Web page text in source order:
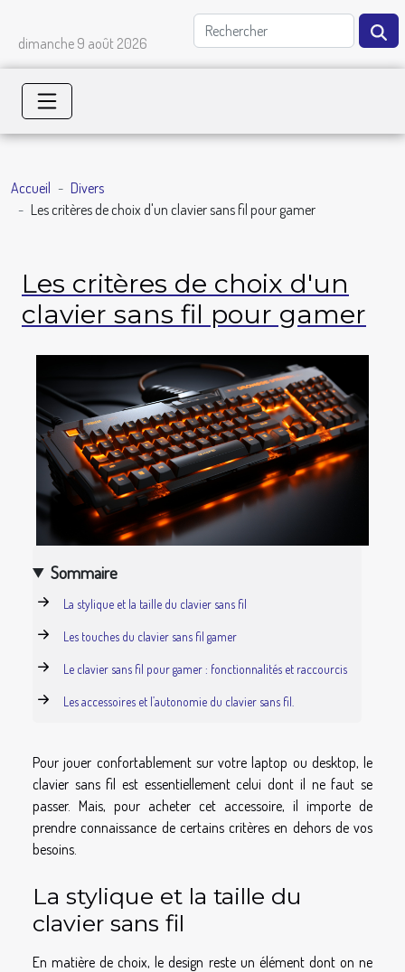
dimanche 9 août 2026
Accueil
Divers
Les critères de choix d'un clavier sans fil pour gamer
Les critères de choix d'un
clavier sans fil pour gamer
Sommaire
La stylique et la taille du clavier sans fil
Les touches du clavier sans fil gamer
Le clavier sans fil pour gamer : fonctionnalités et raccourcis
Les accessoires et l’autonomie du clavier sans fil.
Pour jouer confortablement sur votre laptop ou desktop, le
clavier sans fil est essentiellement celui dont il ne faut se
passer. Mais, pour acheter cet accessoire, il importe de
prendre connaissance de certains critères en dehors de vos
besoins.
La stylique et la taille du
clavier sans fil
En matière de choix, le design reste un élément dont on ne